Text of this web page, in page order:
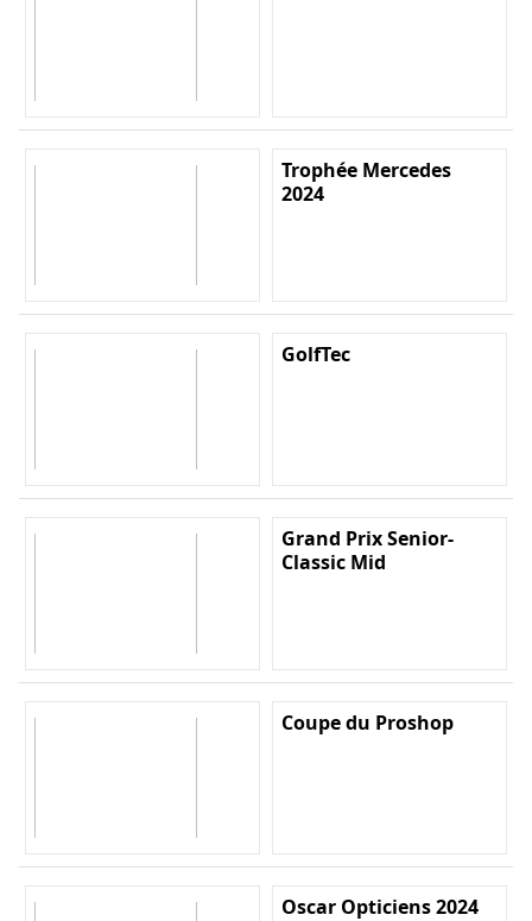
Trophée Mercedes
2024
GolfTec
Grand Prix Senior-
Classic Mid
Coupe du Proshop
Oscar Opticiens 2024